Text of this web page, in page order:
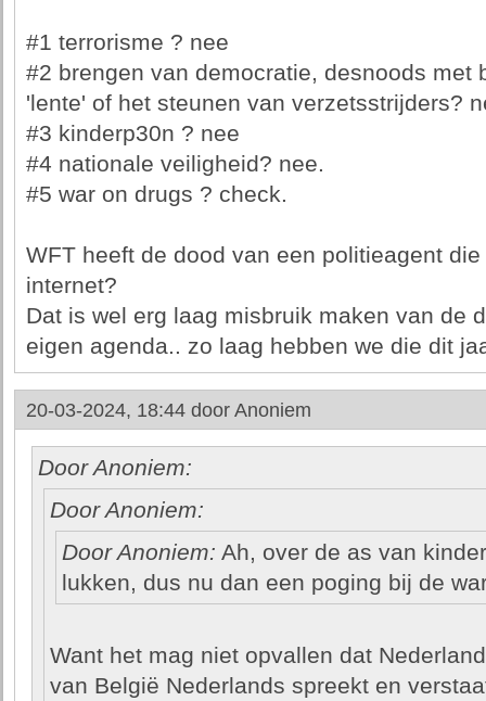
#1 terrorisme ? nee
#2 brengen van democratie, desnoods met
'lente' of het steunen van verzetsstrijders?
#3 kinderp30n ? nee
#4 nationale veiligheid? nee.
#5 war on drugs ? check.
WFT heeft de dood van een politieagent
internet?
Dat is wel erg laag misbruik maken van de
eigen agenda.. zo laag hebben we die dit
20-03-2024, 18:44 door Anoniem
Door Anoniem:
Door Anoniem:
Door Anoniem: Ah, over de as van
lukken, dus nu dan een poging bij de
Want het mag niet opvallen dat
van België Nederlands spreekt en